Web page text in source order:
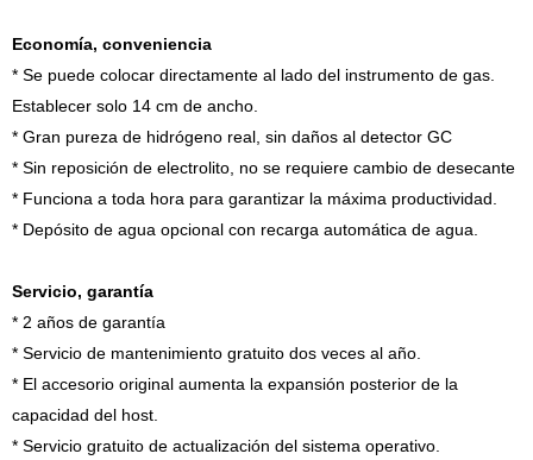
Economía, conveniencia
* Se puede colocar directamente al lado del instrumento de gas.
Establecer solo 14 cm de ancho.
* Gran pureza de hidrógeno real, sin daños al detector GC
* Sin reposición de electrolito, no se requiere cambio de desecante
* Funciona a toda hora para garantizar la máxima productividad.
* Depósito de agua opcional con recarga automática de agua.
Servicio, garantía
* 2 años de garantía
* Servicio de mantenimiento gratuito dos veces al año.
* El accesorio original aumenta la expansión posterior de la
capacidad del host.
* Servicio gratuito de actualización del sistema operativo.